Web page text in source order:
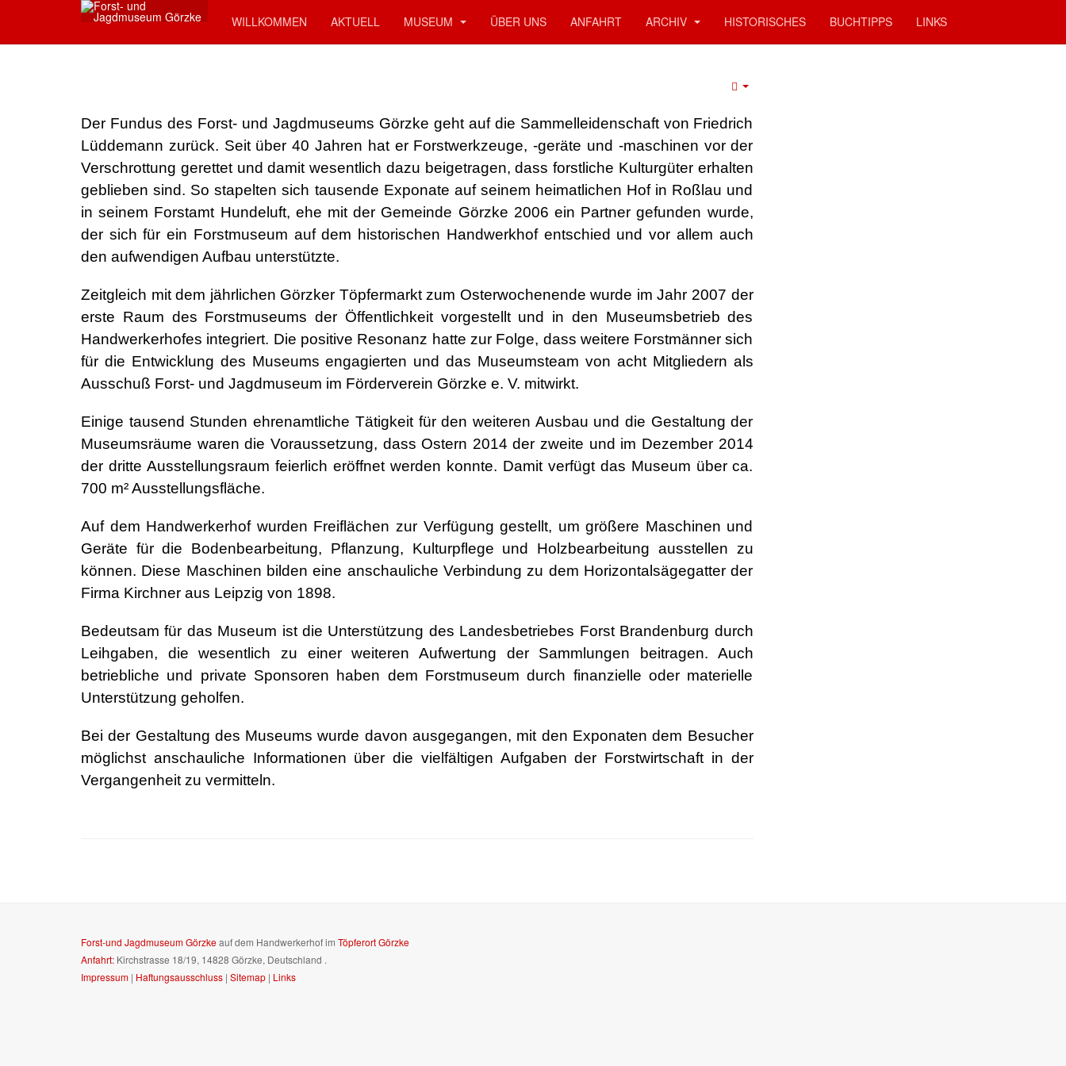
WILLKOMMEN AKTUELL MUSEUM ÜBER UNS ANFAHRT ARCHIV HISTORISCHES BUCHTIPPS LINKS
Der Fundus des Forst- und Jagdmuseums Görzke geht auf die Sammelleidenschaft von Friedrich
Lüddemann zurück. Seit über 40 Jahren hat er Forstwerkzeuge, -geräte und -maschinen vor der
Verschrottung gerettet und damit wesentlich dazu beigetragen, dass forstliche Kulturgüter erhalten
geblieben sind. So stapelten sich tausende Exponate auf seinem heimatlichen Hof in Roßlau und
in seinem Forstamt Hundeluft, ehe mit der Gemeinde Görzke 2006 ein Partner gefunden wurde,
der sich für ein Forstmuseum auf dem historischen Handwerkhof entschied und vor allem auch
den aufwendigen Aufbau unterstützte.
Zeitgleich mit dem jährlichen Görzker Töpfermarkt zum Osterwochenende wurde im Jahr 2007 der
erste Raum des Forstmuseums der Öffentlichkeit vorgestellt und in den Museumsbetrieb des
Handwerkerhofes integriert. Die positive Resonanz hatte zur Folge, dass weitere Forstmänner sich
für die Entwicklung des Museums engagierten und das Museumsteam von acht Mitgliedern als
Ausschuß Forst- und Jagdmuseum im Förderverein Görzke e. V. mitwirkt.
Einige tausend Stunden ehrenamtliche Tätigkeit für den weiteren Ausbau und die Gestaltung der
Museumsräume waren die Voraussetzung, dass Ostern 2014 der zweite und im Dezember 2014
der dritte Ausstellungsraum feierlich eröffnet werden konnte. Damit verfügt das Museum über ca.
700 m² Ausstellungsfläche.
Auf dem Handwerkerhof wurden Freiflächen zur Verfügung gestellt, um größere Maschinen und
Geräte für die Bodenbearbeitung, Pflanzung, Kulturpflege und Holzbearbeitung ausstellen zu
können. Diese Maschinen bilden eine anschauliche Verbindung zu dem Horizontalsägegatter der
Firma Kirchner aus Leipzig von 1898.
Bedeutsam für das Museum ist die Unterstützung des Landesbetriebes Forst Brandenburg durch
Leihgaben, die wesentlich zu einer weiteren Aufwertung der Sammlungen beitragen. Auch
betriebliche und private Sponsoren haben dem Forstmuseum durch finanzielle oder materielle
Unterstützung geholfen.
Bei der Gestaltung des Museums wurde davon ausgegangen, mit den Exponaten dem Besucher
möglichst anschauliche Informationen über die vielfältigen Aufgaben der Forstwirtschaft in der
Vergangenheit zu vermitteln.
Forst-und Jagdmuseum Görzkeauf dem Handwerkerhof im Töpferort Görzke
Anfahrt: Kirchstrasse 18/19, 14828 Görzke, Deutschland .
Impressum | Haftungsausschluss | Sitemap | Links